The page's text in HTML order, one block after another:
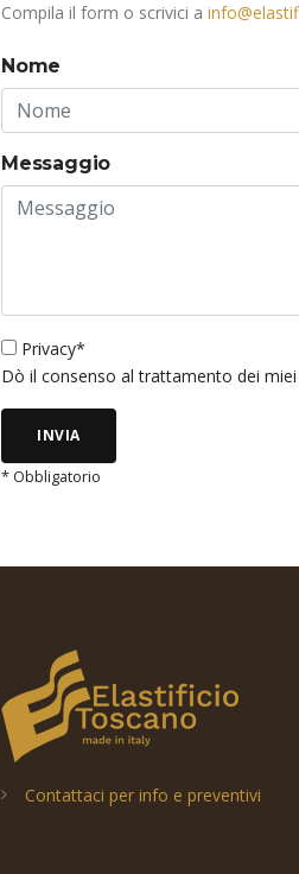
Compila il form o scrivici a
Nome
Messaggio
Privacy*
Dò il consenso al trattamento dei
INVIA
* Obbligatorio
Contattaci per info e preventivi